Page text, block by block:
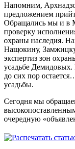
Напомним, Арх
предложением
Обращались мы и в
проверку
охраны наследия.
Нащокину,
экспертиз зон
усадьбе
до сих пор
усадьбы.
Сегодня мы
очередную